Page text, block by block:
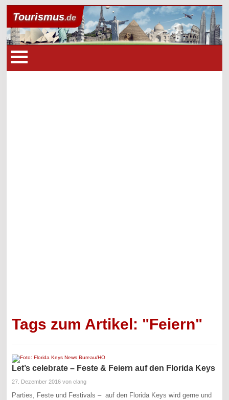
Tourismus.de
Tags zum Artikel: "Feiern"
Let’s celebrate – Feste & Feiern auf den Florida Keys
27. Dezember 2016 von clang
Parties, Feste und Festivals – auf den Florida Keys wird gerne und